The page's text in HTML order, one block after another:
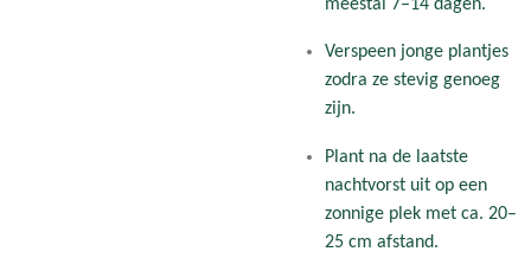
meestal 7–14 dagen.
Verspeen jonge plantjes
zodra ze stevig genoeg
zijn.
Plant na de laatste
nachtvorst uit op een
zonnige plek met ca. 20–
25 cm afstand.